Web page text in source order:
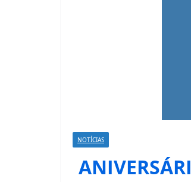
NOTÍCIAS